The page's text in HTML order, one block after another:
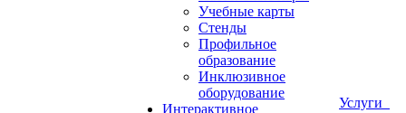
Учебные карты
Стенды
Профильное
образование
Инклюзивное
оборудование
Интерактивное
Услуги